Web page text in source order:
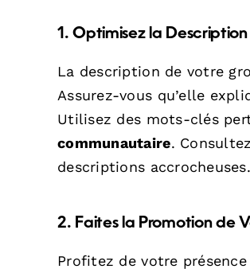
1. Optimisez la
La description de votre
Assurez-vous qu’elle
Utilisez des mots-clés
communautaire. Consultez
descriptions accrocheuses.
2. Faites la Promotion de
Profitez de votre